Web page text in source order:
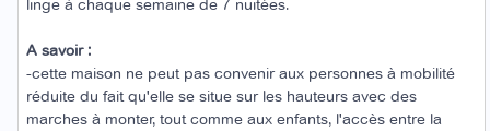
linge à chaque semaine de 7 nuitées.
A savoir :
-cette maison ne peut pas convenir aux personnes à mobilité
réduite du fait qu'elle se situe sur les hauteurs avec des
marches à monter, tout comme aux enfants, l'accès entre la